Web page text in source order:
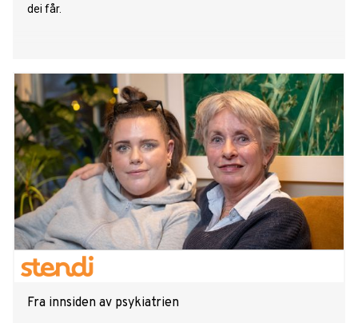
dei får.
Fra innsiden av psykiatrien